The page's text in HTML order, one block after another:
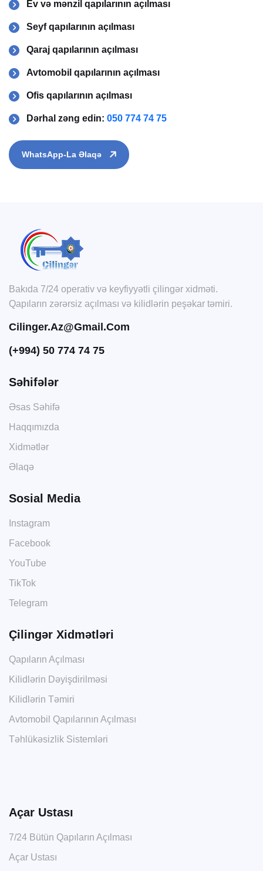
Ev və mənzil qapılarının açılması
Seyf qapılarının açılması
Qaraj qapılarının açılması
Avtomobil qapılarının açılması
Ofis qapılarının açılması
Dərhal zəng edin: 050 774 74 75
WhatsApp-La Əlaqə
Bakıda 7/24 operativ və keyfiyyətli çilingər xidməti.
Qapıların zərərsiz açılması və kilidlərin peşəkar təmiri.
Cilinger.az@gmail.com
(+994) 50 774 74 75
Səhifələr
Əsas Səhifə
Haqqımızda
Xidmətlər
Əlaqə
Sosial Media
Instagram
Facebook
YouTube
TikTok
Telegram
Çilingər Xidmətləri
Qapıların Açılması
Kilidlərin Dəyişdirilməsi
Kilidlərin Təmiri
Avtomobil Qapılarının Açılması
Təhlükəsizlik Sistemləri
Açar Ustası
7/24 Bütün Qapıların Açılması
Açar Ustası